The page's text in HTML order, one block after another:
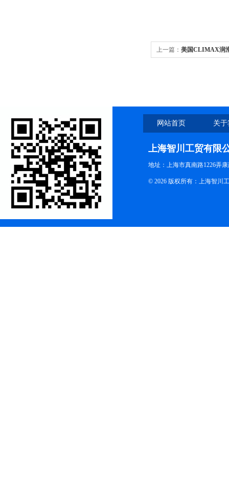
上一篇： 美国CLIMAX润
网站首页 关
上海智川工贸有限
地址：上海市真南路1226弄
© 2026 版权所有：上海智川